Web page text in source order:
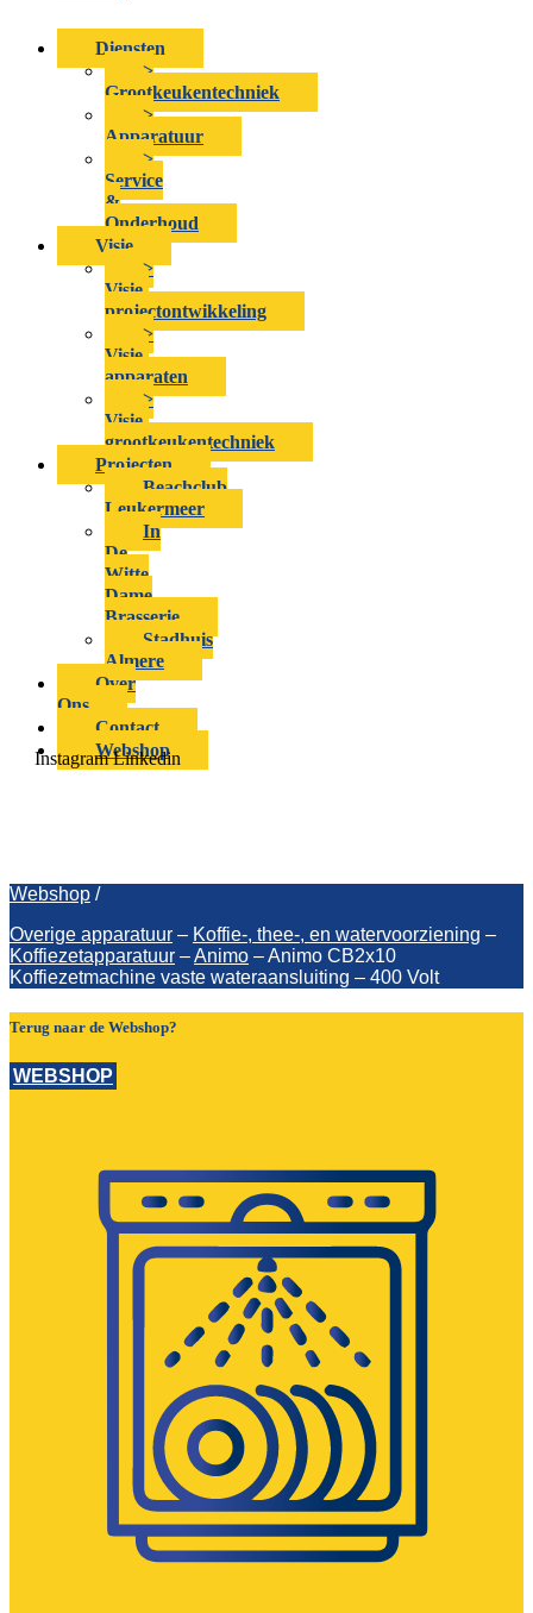
Diensten
>
Grootkeukentechniek
>
Apparatuur
>
Service
&
Onderhoud
Visie
>
Visie-
projectontwikkeling
>
Visie-
apparaten
>
Visie-
grootkeukentechniek
Projecten
Beachclub
Leukermeer
In
De
Witte
Dame
Brasserie
Stadhuis
Almere
Over
Ons
Contact
Webshop
Instagram Linkedin
Webshop /
Overige apparatuur – Koffie-, thee-, en watervoorziening –
Koffiezetapparatuur –Animo –Animo CB2x10
Koffiezetmachine vaste wateraansluiting – 400 Volt
Terug naar de Webshop?
WEBSHOP